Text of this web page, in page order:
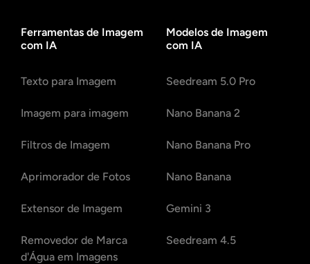
Ferramentas de Imagem
com IA
Texto para Imagem
Imagem para imagem
Filtros de Imagem
Aprimorador de Fotos
Extensor de Imagem
Removedor de Marca
d'Água em Imagens
Modelos de Imagem
com IA
Seedream 5.0 Pro
Nano Banana 2
Nano Banana Pro
Nano Banana
Gemini 3
Seedream 4.5